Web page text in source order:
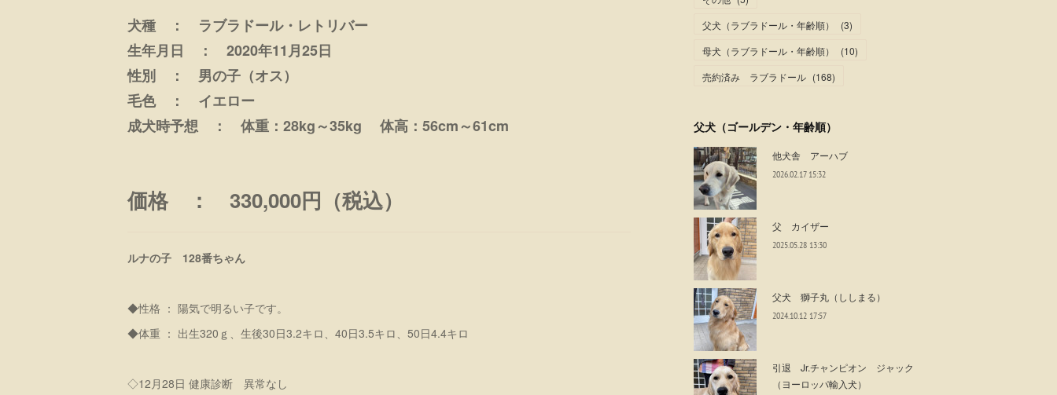
犬種 ： ラブラドール・レトリバー
生年月日 ： 2020年11月25日
性別 ： 男の子（オス）
毛色 ： イエロー
成犬時予想 ： 体重：28kg～35kg 体高：56cm～61cm
価格 ： 330,000円（税込）
ルナの子 128番ちゃん
◆性格 ： 陽気で明るい子です。
◆体重 ： 出生320ｇ、生後30日3.2キロ、40日3.5キロ、50日4.4キロ
◇12月28日 健康診断 異常なし
父犬（ラブラドール・年齢順）
(3)
母犬（ラブラドール・年齢順）
(10)
売約済み ラブラドール (168)
父犬（ゴールデン・年齢順）
他犬舎 アーハブ
2026.02.17 15:32
父 カイザー
2025.05.28 13:30
父犬 獅子丸（ししまる）
2024.10.12 17:57
引退 Jr.チャンピオン ジャック
（ヨーロッパ輸入犬）